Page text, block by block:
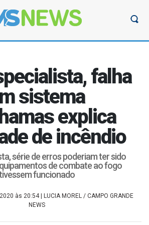
falha
sistema
explica
de incêndio
série de erros poderiam ter sido
de combate ao fogo
funcionado
às 20:54
| LUCIA MOREL / CAMPO GRANDE
NEWS